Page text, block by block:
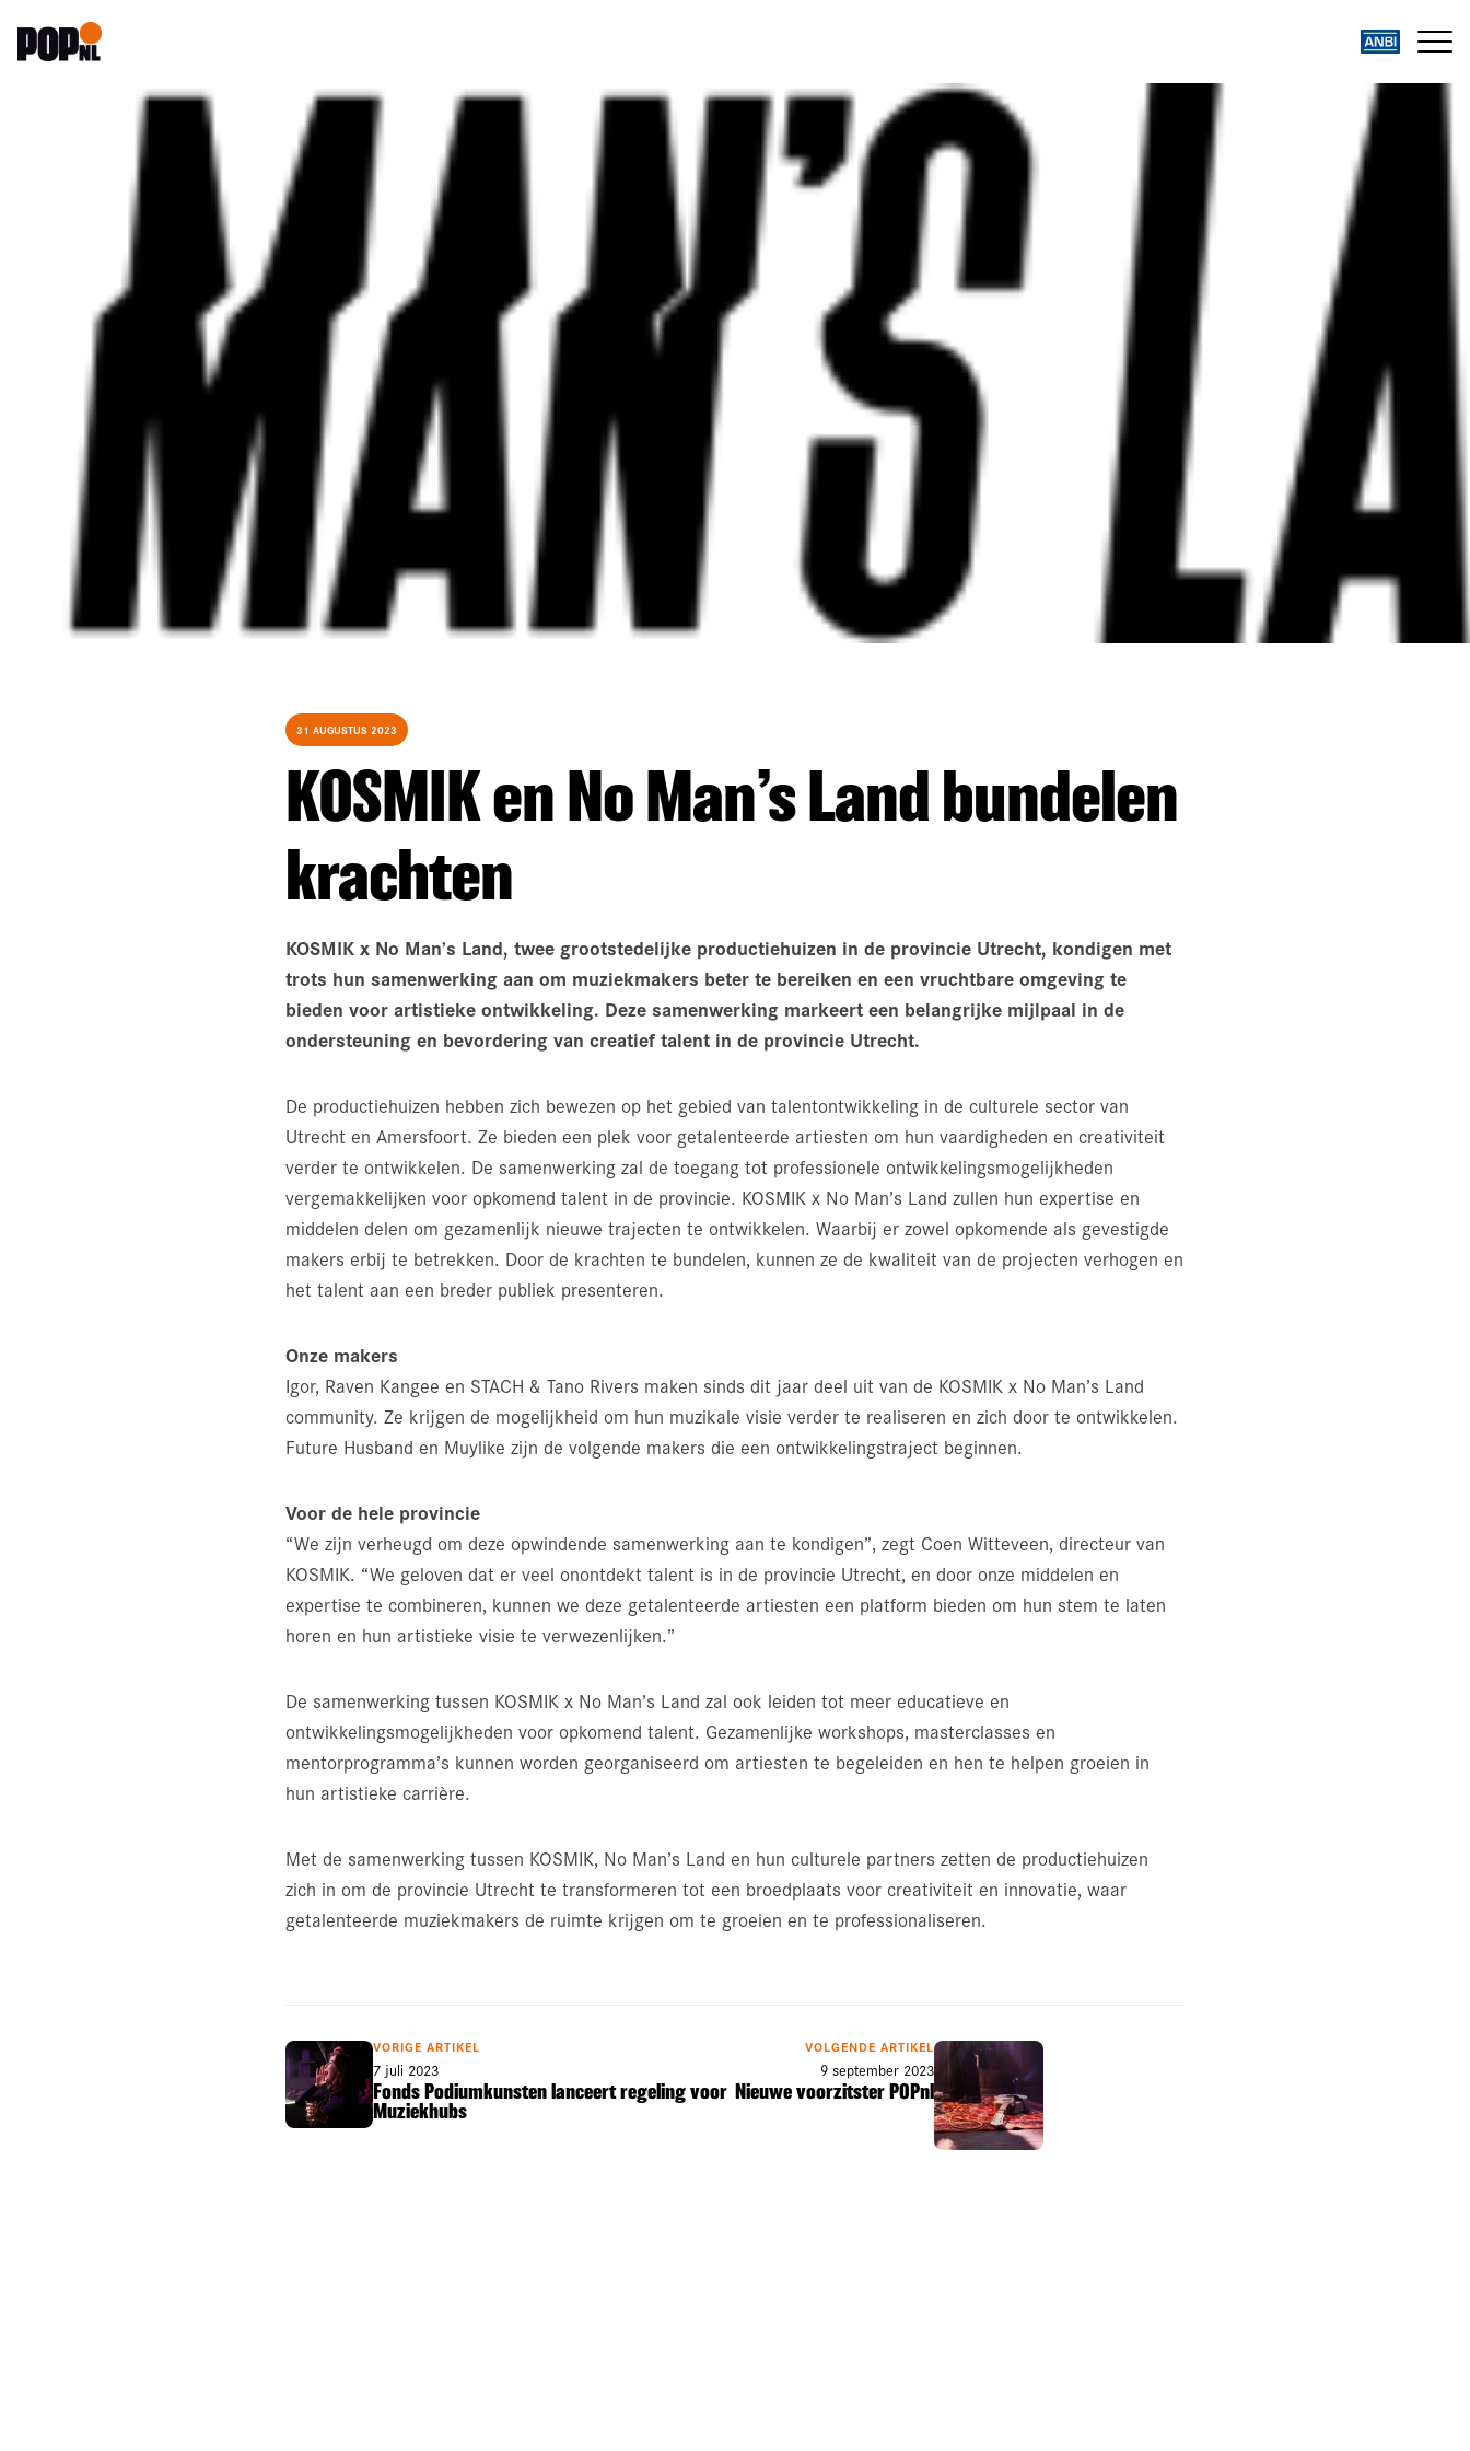
31 AUGUSTUS 2023
KOSMIK en No Man’s Land bundelen
krachten
KOSMIK x No Man’s Land, twee grootstedelijke productiehuizen in de provincie Utrecht, kondigen met
trots hun samenwerking aan om muziekmakers beter te bereiken en een vruchtbare omgeving te
bieden voor artistieke ontwikkeling. Deze samenwerking markeert een belangrijke mijlpaal in de
ondersteuning en bevordering van creatief talent in de provincie Utrecht.
De productiehuizen hebben zich bewezen op het gebied van talentontwikkeling in de culturele sector van
Utrecht en Amersfoort. Ze bieden een plek voor getalenteerde artiesten om hun vaardigheden en creativiteit
verder te ontwikkelen. De samenwerking zal de toegang tot professionele ontwikkelingsmogelijkheden
vergemakkelijken voor opkomend talent in de provincie. KOSMIK x No Man’s Land zullen hun expertise en
middelen delen om gezamenlijk nieuwe trajecten te ontwikkelen. Waarbij er zowel opkomende als gevestigde
makers erbij te betrekken. Door de krachten te bundelen, kunnen ze de kwaliteit van de projecten verhogen en
het talent aan een breder publiek presenteren.
Onze makers
Igor, Raven Kangee en STACH & Tano Rivers maken sinds dit jaar deel uit van de KOSMIK x No Man’s Land
community. Ze krijgen de mogelijkheid om hun muzikale visie verder te realiseren en zich door te ontwikkelen.
Future Husband en Muylike zijn de volgende makers die een ontwikkelingstraject beginnen.
Voor de hele provincie
“We zijn verheugd om deze opwindende samenwerking aan te kondigen”, zegt Coen Witteveen, directeur van
KOSMIK. “We geloven dat er veel onontdekt talent is in de provincie Utrecht, en door onze middelen en
expertise te combineren, kunnen we deze getalenteerde artiesten een platform bieden om hun stem te laten
horen en hun artistieke visie te verwezenlijken.”
De samenwerking tussen KOSMIK x No Man’s Land zal ook leiden tot meer educatieve en
ontwikkelingsmogelijkheden voor opkomend talent. Gezamenlijke workshops, masterclasses en
mentorprogramma’s kunnen worden georganiseerd om artiesten te begeleiden en hen te helpen groeien in
hun artistieke carrière.
Met de samenwerking tussen KOSMIK, No Man’s Land en hun culturele partners zetten de productiehuizen
zich in om de provincie Utrecht te transformeren tot een broedplaats voor creativiteit en innovatie, waar
getalenteerde muziekmakers de ruimte krijgen om te groeien en te professionaliseren.
VORIGE ARTIKEL
7 juli 2023
Fonds Podiumkunsten lanceert regeling voor
Muziekhubs
VOLGENDE ARTIKEL
9 september 2023
Nieuwe voorzitster POPnl